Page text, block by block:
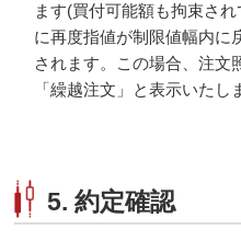
ます(買付可能額も拘束さ
に再度指値が制限値幅内に
されます。この場合、注文
「繰越注文」と表示いたし
5. 約定確認